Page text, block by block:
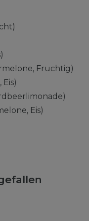
Fruchtig)
Eis)